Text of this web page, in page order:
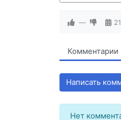
—
Комментарии
Написать
Нет